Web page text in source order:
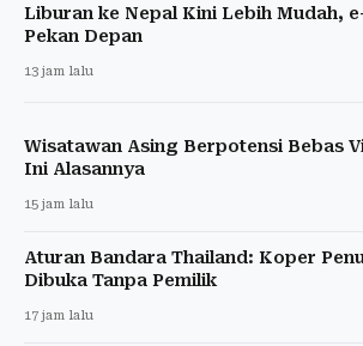
Liburan ke Nepal Kini Lebih Mudah,
Pekan Depan
13 jam lalu
Wisatawan Asing Berpotensi Bebas
Ini Alasannya
15 jam lalu
Aturan Bandara Thailand: Koper
Dibuka Tanpa Pemilik
17 jam lalu